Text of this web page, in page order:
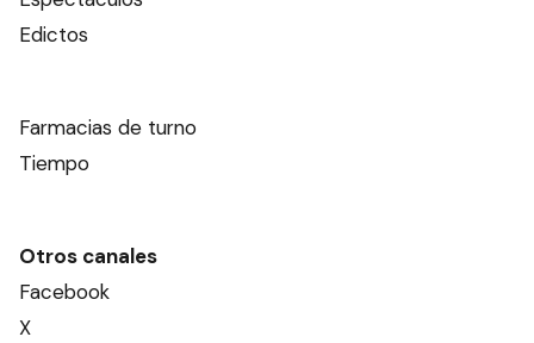
Edictos
Farmacias de turno
Tiempo
Otros canales
Facebook
X